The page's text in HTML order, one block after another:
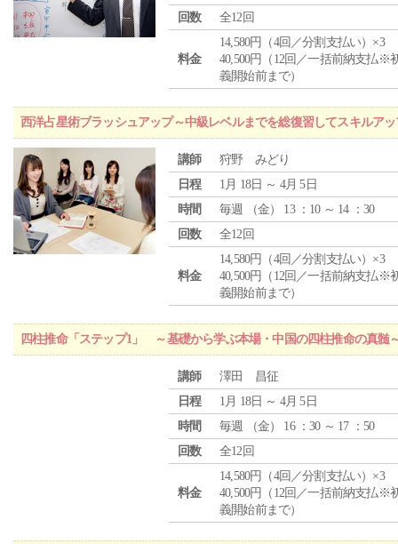
回数
全12回
料金
14,580円（4回／分割支払い）×3
40,500円（12回／一括前納支払※
義開始前まで）
西洋占星術ブラッシュアップ～中級レベルまでを総復習してスキルア
講師
狩野 みどり
日程
1月 18日 ～ 4月 5日
時間
毎週 （金） 13 ：10 ～ 14 ：30
回数
全12回
料金
14,580円（4回／分割支払い）×3
40,500円（12回／一括前納支払※
義開始前まで）
四柱推命「ステップ1」 ～基礎から学ぶ本場・中国の四柱推命の真髄
講師
澤田 昌征
日程
1月 18日 ～ 4月 5日
時間
毎週 （金） 16 ：30 ～ 17 ：50
回数
全12回
料金
14,580円（4回／分割支払い）×3
40,500円（12回／一括前納支払※
義開始前まで）